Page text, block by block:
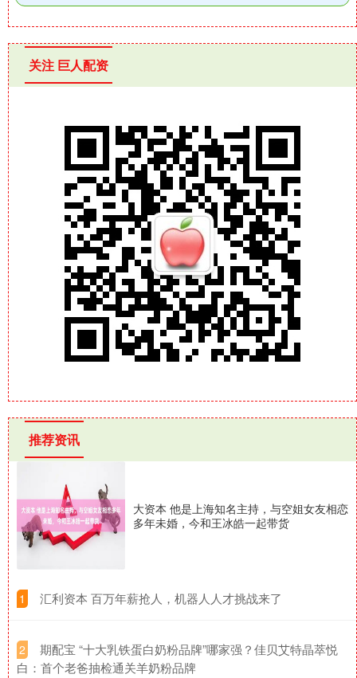
关注 巨人配资
推荐资讯
大资本 他是上海知名主持，与空姐女友相恋
多年未婚，今和王冰皓一起带货
1 ​汇利资本 百万年薪抢人，机器人人才挑战来了
2
​期配宝 “十大乳铁蛋白奶粉品牌”哪家强？佳贝艾特晶萃悦
白：首个老爸抽检通关羊奶粉品牌